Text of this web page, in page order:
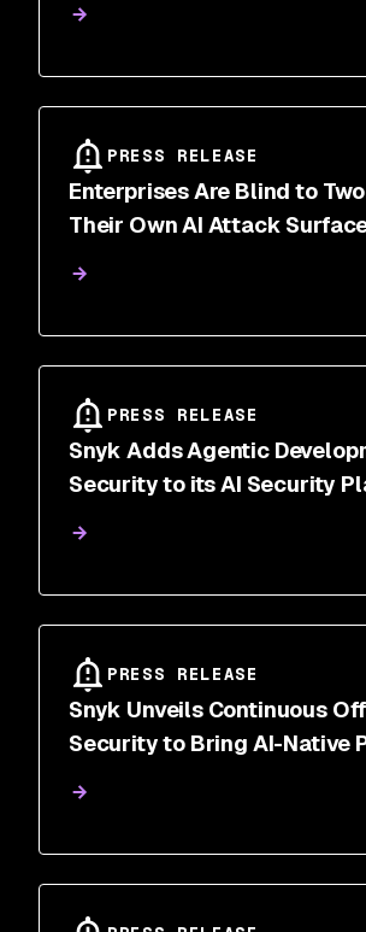
PRESS RELEASE
Enterprises Are Blind to
Their Own AI Attack
PRESS RELEASE
Snyk Adds Agentic
Security to its AI Security
PRESS RELEASE
Snyk Unveils Continuous
Security to Bring AI-Native